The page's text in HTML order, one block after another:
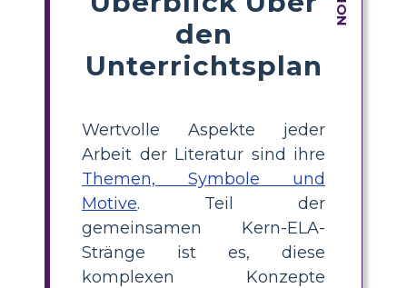
den
Unterrichtsplan
Wertvolle Aspekte jeder
Arbeit der Literatur sind ihre
Themen, Symbole und
Motive. Teil der
gemeinsamen Kern-ELA-
Stränge ist es, diese
komplexen Konzepte